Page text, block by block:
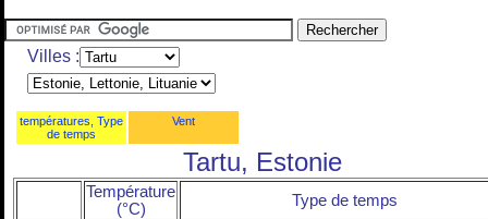
Villes :
températures, Type
de temps
Vent
Tartu, Estonie
Température
(°C)
Type de temps